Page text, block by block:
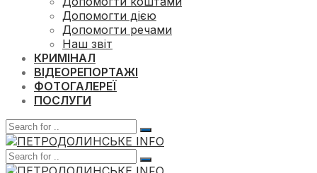
Допомогти дією
Допомогти речами
Наш звіт
КРИМІНАЛ
ВІДЕОРЕПОРТАЖІ
ФОТОГАЛЕРЕЇ
ПОСЛУГИ